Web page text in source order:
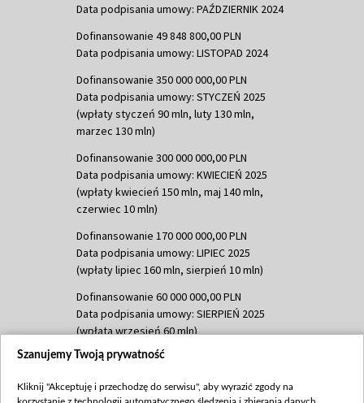
Data podpisania umowy: PAŹDZIERNIK 2024
Dofinansowanie 49 848 800,00 PLN
Data podpisania umowy: LISTOPAD 2024
Dofinansowanie 350 000 000,00 PLN
Data podpisania umowy: STYCZEŃ 2025
(wpłaty styczeń 90 mln, luty 130 mln,
marzec 130 mln)
Dofinansowanie 300 000 000,00 PLN
Data podpisania umowy: KWIECIEŃ 2025
(wpłaty kwiecień 150 mln, maj 140 mln,
czerwiec 10 mln)
Dofinansowanie 170 000 000,00 PLN
Data podpisania umowy: LIPIEC 2025
(wpłaty lipiec 160 mln, sierpień 10 mln)
Dofinansowanie 60 000 000,00 PLN
Data podpisania umowy: SIERPIEŃ 2025
(wpłata wrzesień 60 mln)
Dofinansowanie 635 783 051,21 PLN
(wpłata wrzesień 100 mln, październik 350
Szanujemy Twoją prywatność
Kliknij "Akceptuję i przechodzę do serwisu", aby wyrazić zgody na